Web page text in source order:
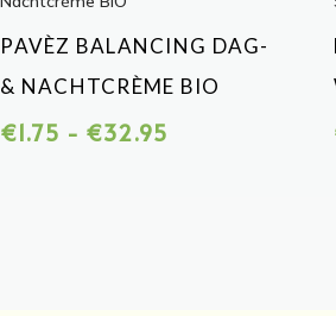
PAVÈZ BALANCING DAG-
& NACHTCRÈME BIO
€1.75 - €32.95